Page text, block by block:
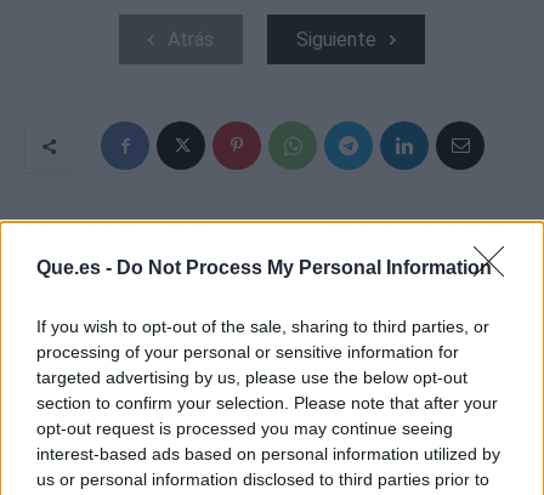
Que.es - Do Not Process My Personal Information
If you wish to opt-out of the sale, sharing to third parties, or
processing of your personal or sensitive information for
targeted advertising by us, please use the below opt-out
section to confirm your selection. Please note that after your
opt-out request is processed you may continue seeing
interest-based ads based on personal information utilized by
us or personal information disclosed to third parties prior to
Atrás Siguiente
ARTÍCULO ANTERIOR
PILAR RUBIO TIENE EN
MENTE LA IDEA DE
PECHO
ARTÍCULO SIGUIENTE
CONTE, ¿CON LOS DÍAS
CONTADOS? ESTE ES
SUSTITUTO